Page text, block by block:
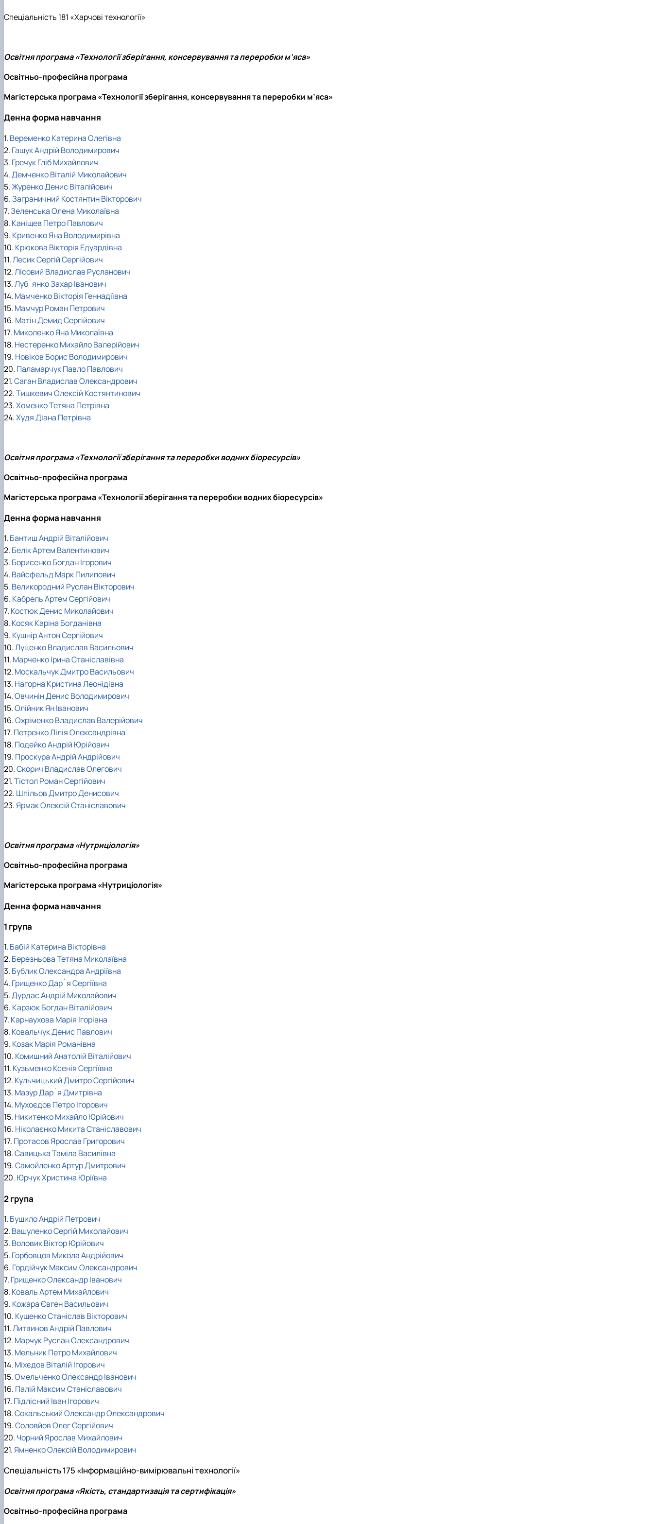
Наші випускники
Підвищення кваліфікації
Скринька довіри
Спеціальність 181 «Харчові технології»
Освітня програма «Технології зберігання, консервування та переробки м’яса»
Освітньо-професійна програма
Магістерська програма «Технології зберігання, консервування та переробки м’яса»
Денна форма навчання
1. Веременко Катерина Олегівна
2. Гащук Андрій Володимирович
3. Гречук Гліб Михайлович
4.Демченко Віталій Миколайович
5.Журенко Денис Віталійович
6.Заграничний Костянтин Вікторович
7.Зеленська Олена Миколаївна
8. Каніщев Петро Павлович
9. Кривенко Яна Володимирівна
10. Крюкова Вікторія Едуардівна
11.Лесик Сергій Сергійович
12.Лісовий Владислав Русланович
13.Луб`янко Захар Іванович
14. Мамченко Вікторія Геннадіївна
15. Мамчур Роман Петрович
16. Матін Демид Сергійович
17. Миколенко Яна Миколаївна
18. Нестеренко Михайло Валерійович
19. Новіков Борис Володимирович
20. Паламарчук Павло Павлович
21.Саган Владислав Олександрович
22.Тишкевич Олексій Костянтинович
23.Хоменко Тетяна Петрівна
24.Худя Діана Петрівна
Освітня програма «Технології зберігання та переробки водних біоресурсів»
Освітньо-професійна програма
Магістерська програма «Технології зберігання та переробки водних біоресурсів»
Денна форма навчання
1. Бантиш Андрій Віталійович
2. Белік Артем Валентинович
3. Борисенко Богдан Ігорович
4. Вайсфельд Марк Пилипович
5. Великородний Руслан Вікторович
6. Кабрель Артем Сергійович
7. Костюк Денис Миколайович
8. Косяк Каріна Богданівна
9. Кушнір Антон Сергійович
10.Луценко Владислав Васильович
11. Марченко Ірина Станіславівна
12. Москальчук Дмитро Васильович
13. Нагорна Кристина Леонідівна
14.Овчинін Денис Володимирович
15.Олійник Ян Іванович
16.Охріменко Владислав Валерійович
17. Петренко Лілія Олександрівна
18. Подейко Андрій Юрійович
19. Проскура Андрій Андрійович
20.Скорич Владислав Олегович
21.Тістол Роман Сергійович
22. Шпільов Дмитро Денисович
23.Ярмак Олексій Станіславович
Освітня програма «Нутриціологія»
Освітньо-професійна програма
Магістерська програма «Нутриціологія»
Денна форма навчання
1 група
1. Бабій Катерина Вікторівна
2. Березньова Тетяна Миколаївна
3. Бублик Олександра Андріївна
4. Грищенко Дар`я Сергіївна
5.Дурдас Андрій Миколайович
6. Карзюк Богдан Віталійович
7. Карнаухова Марія Ігорівна
8. Ковальчук Денис Павлович
9. Козак Марія Романівна
10. Комишний Анатолій Віталійович
11. Кузьменко Ксенія Сергіївна
12. Кульчицький Дмитро Сергійович
13. Мазур Дар`я Дмитрівна
14. Мухоєдов Петро Ігорович
15. Никитенко Михайло Юрійович
16. Ніколаєнко Микита Станіславович
17. Протасов Ярослав Григорович
18.Савицька Таміла Василівна
19.Самойленко Артур Дмитрович
20. Юрчук Христина Юріївна
2 група
1. Бушило Андрій Петрович
2. Вашуленко Сергій Миколайович
3. Воловик Віктор Юрійович
5. Горбовцов Микола Андрійович
6. Гордійчук Максим Олександрович
7. Грищенко Олександр Іванович
8. Коваль Артем Михайлович
9. Кожара Євген Васильович
10. Кущенко Станіслав Вікторович
11.Литвинов Андрій Павлович
12. Марчук Руслан Олександрович
13. Мельник Петро Михайлович
14. Міхєдов Віталій Ігорович
15.Омельченко Олександр Іванович
16. Палій Максим Станіславович
17. Підлісний Іван Ігорович
18.Сокальський Олександр Олександрович
19.Соловйов Олег Сергійович
20. Чорний Ярослав Михайлович
21.Ямненко Олексій Володимирович
Спеціальність 175 «Інформаційно-вимірювальні технології»
Освітня програма «Якість, стандартизація та сертифікація»
Освітньо-професійна програма